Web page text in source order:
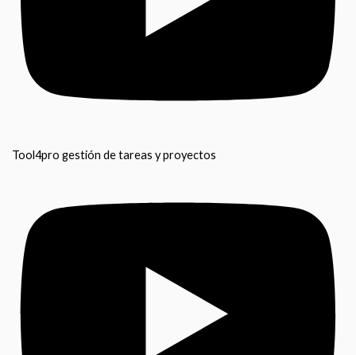
Tool4pro gestión de tareas y proyectos